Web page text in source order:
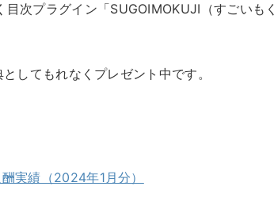
次プラグイン「SUGOIMOKUJI（すごいもく
してもれなくプレゼント中です。
実績（2024年1月分）